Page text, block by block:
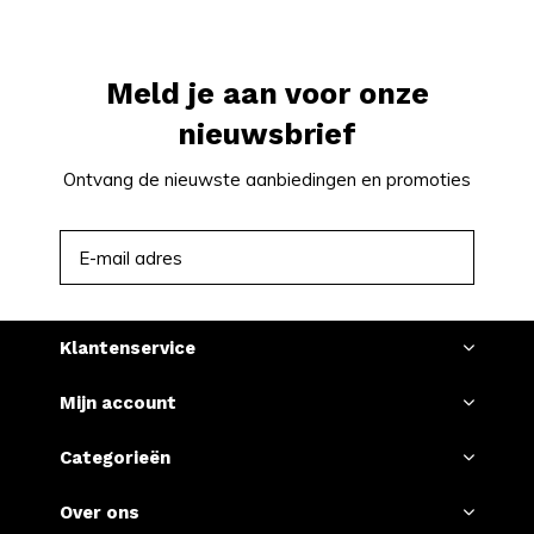
Meld je aan voor onze
nieuwsbrief
Ontvang de nieuwste aanbiedingen en promoties
Klantenservice
Mijn account
Categorieën
Over ons